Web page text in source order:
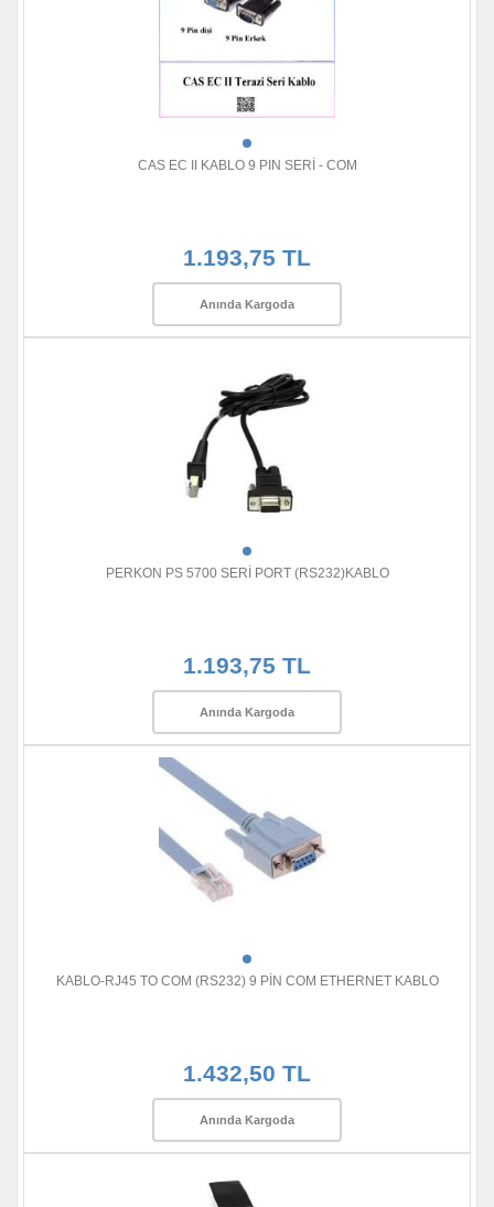
CAS EC II KABLO 9 PIN SERİ - COM
1.193,75 TL
Anında Kargoda
PERKON PS 5700 SERİ PORT (RS232)KABLO
1.193,75 TL
Anında Kargoda
KABLO-RJ45 TO COM (RS232) 9 PİN COM ETHERNET KABLO
1.432,50 TL
Anında Kargoda